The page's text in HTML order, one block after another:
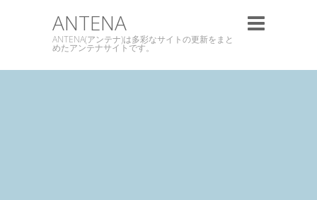
ANTENA
ANTENA(アンテナ)は多彩なサイトの更新をまと
めたアンテナサイトです。